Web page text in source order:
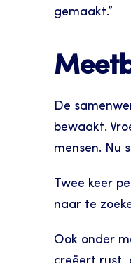
gemaakt.”
De
bewaakt.
mensen. Nu
Twee keer
naar te
Ook onder